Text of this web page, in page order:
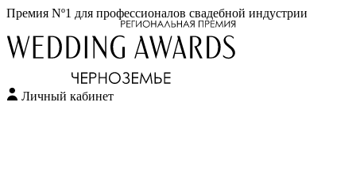
Премия Nº1 для профессионалов свадебной индустрии
Личный кабинет